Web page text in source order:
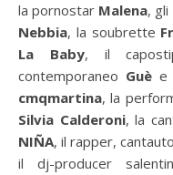
la pornostar Malena,
Nebbia, la soubrette
La Baby, il
contemporaneo Guèe
cmqmartina, la
Silvia Calderoni, la
NIÑA, il rapper,
il dj-producer